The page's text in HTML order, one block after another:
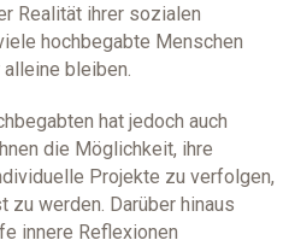
Realität ihrer sozialen
hochbegabte Menschen
bleiben.
hat jedoch auch
die Möglichkeit, ihre
Projekte zu verfolgen,
zu werden. Darüber hinaus
innere Reflexionen